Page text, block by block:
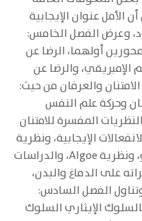
الأمل عنوان الإيجابية
وعرض الفصل الخامس:
أولهما، الرضا عن
الإمبريقي، والرضا عن
والعرفان من حيث:
وحركة علم النفس
المفسرة للامتنان
الإيجابية، ونظرية
التقدير الاخلاقي، ونظرية العزو، ونظرية Algoe، والدراسات
على الدماغ والبدن،
الفصل السادس:
كالسلوك الإيثاري السلوك